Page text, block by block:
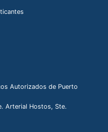
Autorizados de Puerto
Arterial Hostos, Ste.